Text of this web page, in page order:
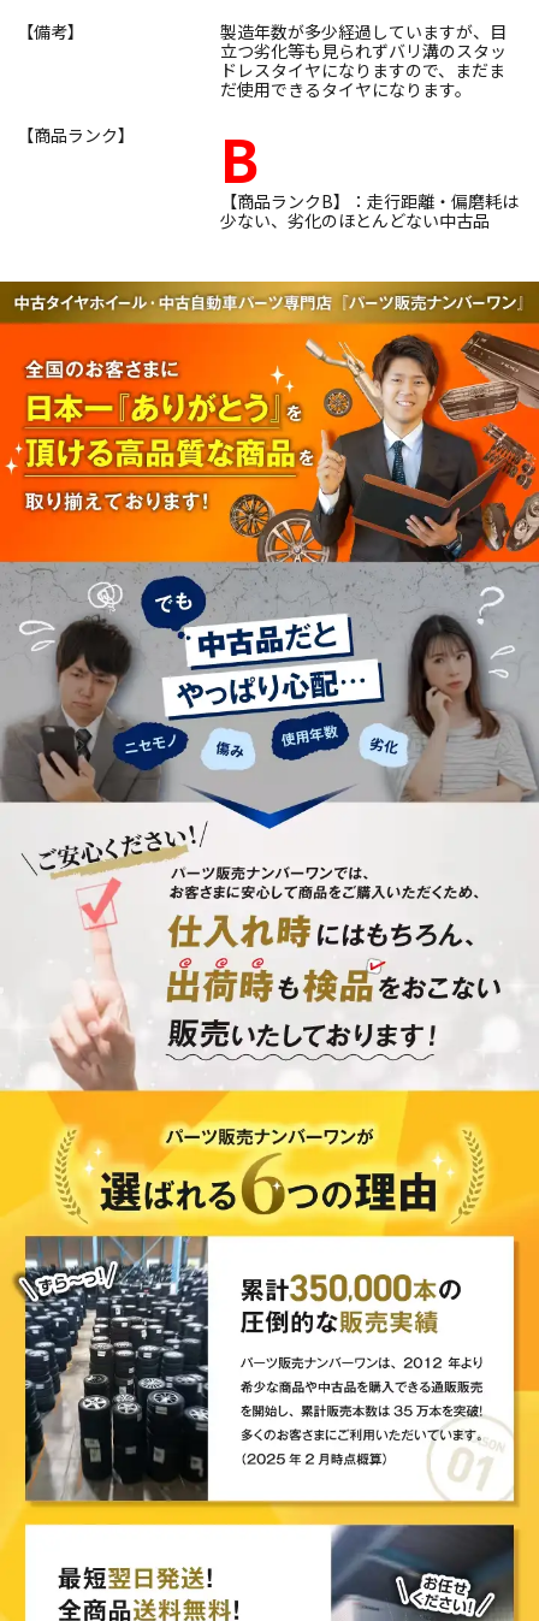
【備考】
製造年数が多少経過していますが、目
立つ劣化等も見られずバリ溝のスタッ
ドレスタイヤになりますので、まだま
だ使用できるタイヤになります。
【商品ランク】
B
【商品ランクB】：走行距離・偏磨耗は
少ない、劣化のほとんどない中古品